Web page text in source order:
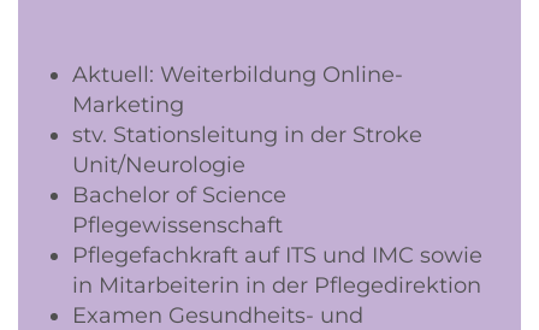
Aktuell: Weiterbildung Online-
Marketing
stv. Stationsleitung in der Stroke
Unit/Neurologie
Bachelor of Science
Pflegewissenschaft
Pflegefachkraft auf ITS und IMC sowie
in Mitarbeiterin in der Pflegedirektion
Examen Gesundheits- und